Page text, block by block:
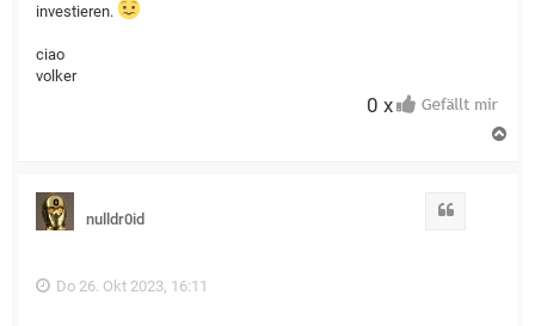
investieren.
ciao
volker
0 x
nulldr0id
Do 26. Okt 2023, 16:11